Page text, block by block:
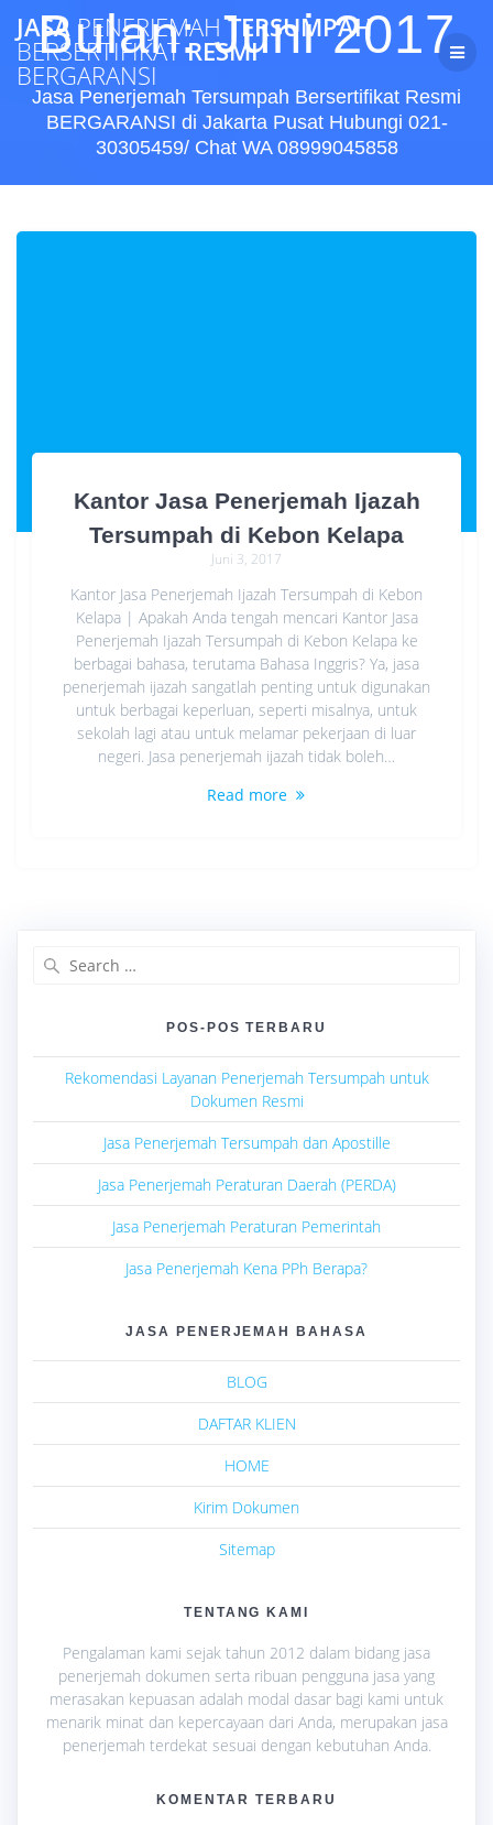
to
content
JASA PENERJEMAHTERSUMPAH
BERSERTIFIKATRESMI
BERGARANSI
Bulan:Juni 2017
Jasa Penerjemah Tersumpah Bersertifikat Resmi
BERGARANSI di Jakarta Pusat Hubungi 021-
30305459/ Chat WA 08999045858
Kantor Jasa Penerjemah Ijazah
Tersumpah di Kebon Kelapa
Juni 3, 2017
Kantor Jasa Penerjemah Ijazah Tersumpah di Kebon
Kelapa | Apakah Anda tengah mencari Kantor Jasa
Penerjemah Ijazah Tersumpah di Kebon Kelapa ke
berbagai bahasa, terutama Bahasa Inggris? Ya, jasa
penerjemah ijazah sangatlah penting untuk digunakan
untuk berbagai keperluan, seperti misalnya, untuk
sekolah lagi atau untuk melamar pekerjaan di luar
negeri. Jasa penerjemah ijazah tidak boleh…
Read more
POS-POS TERBARU
Rekomendasi Layanan Penerjemah Tersumpah untuk
Dokumen Resmi
Jasa Penerjemah Tersumpah dan Apostille
Jasa Penerjemah Peraturan Daerah (PERDA)
Jasa Penerjemah Peraturan Pemerintah
Jasa Penerjemah Kena PPh Berapa?
JASA PENERJEMAH BAHASA
BLOG
DAFTAR KLIEN
HOME
Kirim Dokumen
Sitemap
TENTANG KAMI
Pengalaman kami sejak tahun 2012 dalam bidang jasa
penerjemah dokumen serta ribuan pengguna jasa yang
merasakan kepuasan adalah modal dasar bagi kami untuk
menarik minat dan kepercayaan dari Anda, merupakan jasa
penerjemah terdekat sesuai dengan kebutuhan Anda.
KOMENTAR TERBARU